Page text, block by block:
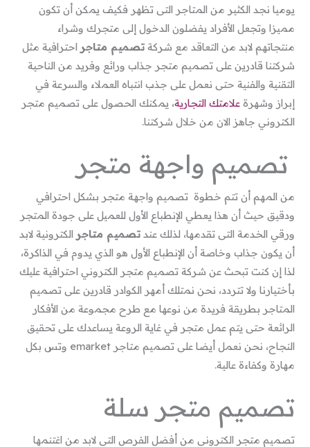
يوميا نجد الكثير من المتاجر التى تظهر فكيف يمكن أن تكون
مميزا وتجعل الأفراد يفضلون الدخول إلى متجرك وشراء
منتجاتهم لابد من التعاقد مع شركةتصميم متاجر احترافية مثل
شركتنا قادرين على تصميم متجر جذاب ورائع وفريد من الناحية
التقنية والفنية حتى نعمل على جذب انتباه العملاء والسرعة في
إبراز وشهرةعلامتك التجارية، يمكنك الحصول على تصميم متجر
الكتروني جاهز الان من خلال شركتنا.
تصميم واجهة متجر
من المهم أن تتم خطوة تصميم واجهة متجر بشكل احترافي
ودقيق حيث أن هذا يعطي الإنطباع الأول للعميل على جودة المتجر
ورقي الخدمة التى تقدمها، لذلك عندتصميم متاجر الكترونية لابد
أن يكون جذاب وخاصة أن الإنطباع الأول هو الذي يدوم في الذاكرة،
لذا إن كنت تبحث عن شركة تصميم متجر الكتروني احترافية عليك
بأختيارنا ولا تتردد، نحن نمتلك أمهر الكوادر قادرين على تصميم
المتاجر بطريقة فريدة من نوعها مع طرح مجموعة من الأفكار
الرائعة حتى يتم عمل متجر في غاية الروعة يساعدك على تحقيق
النجاح، نحن نعمل أيضا على تصميم متاجر emarket وتس بكل
مهارة وكفاءة عالية.
تصميم متجر سلة
تصميم متجر الكترونى من أفضل الفرص التى لابد من اغتنمها